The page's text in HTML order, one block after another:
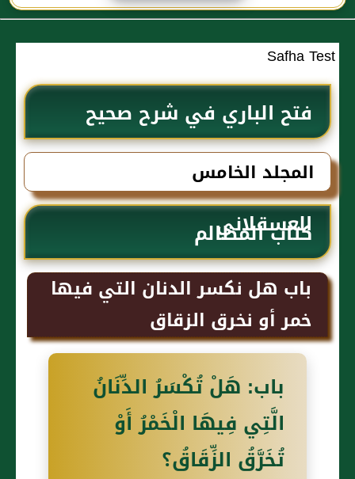
الحجاج
Safha Test
فتح الباري في شرح صحيح
البخاري للحافظ ابن حجر
العسقلاني
المجلد الخامس
كتاب المظالم
باب هل نكسر الدنان التي فيها
خمر أو نخرق الزقاق
باب: هَلْ تُكْسَرُ الدِّنَانُ
الَّتِي فِيهَا الْخَمْرُ أَوْ
تُخَرَّقُ الزِّقَاقُ؟